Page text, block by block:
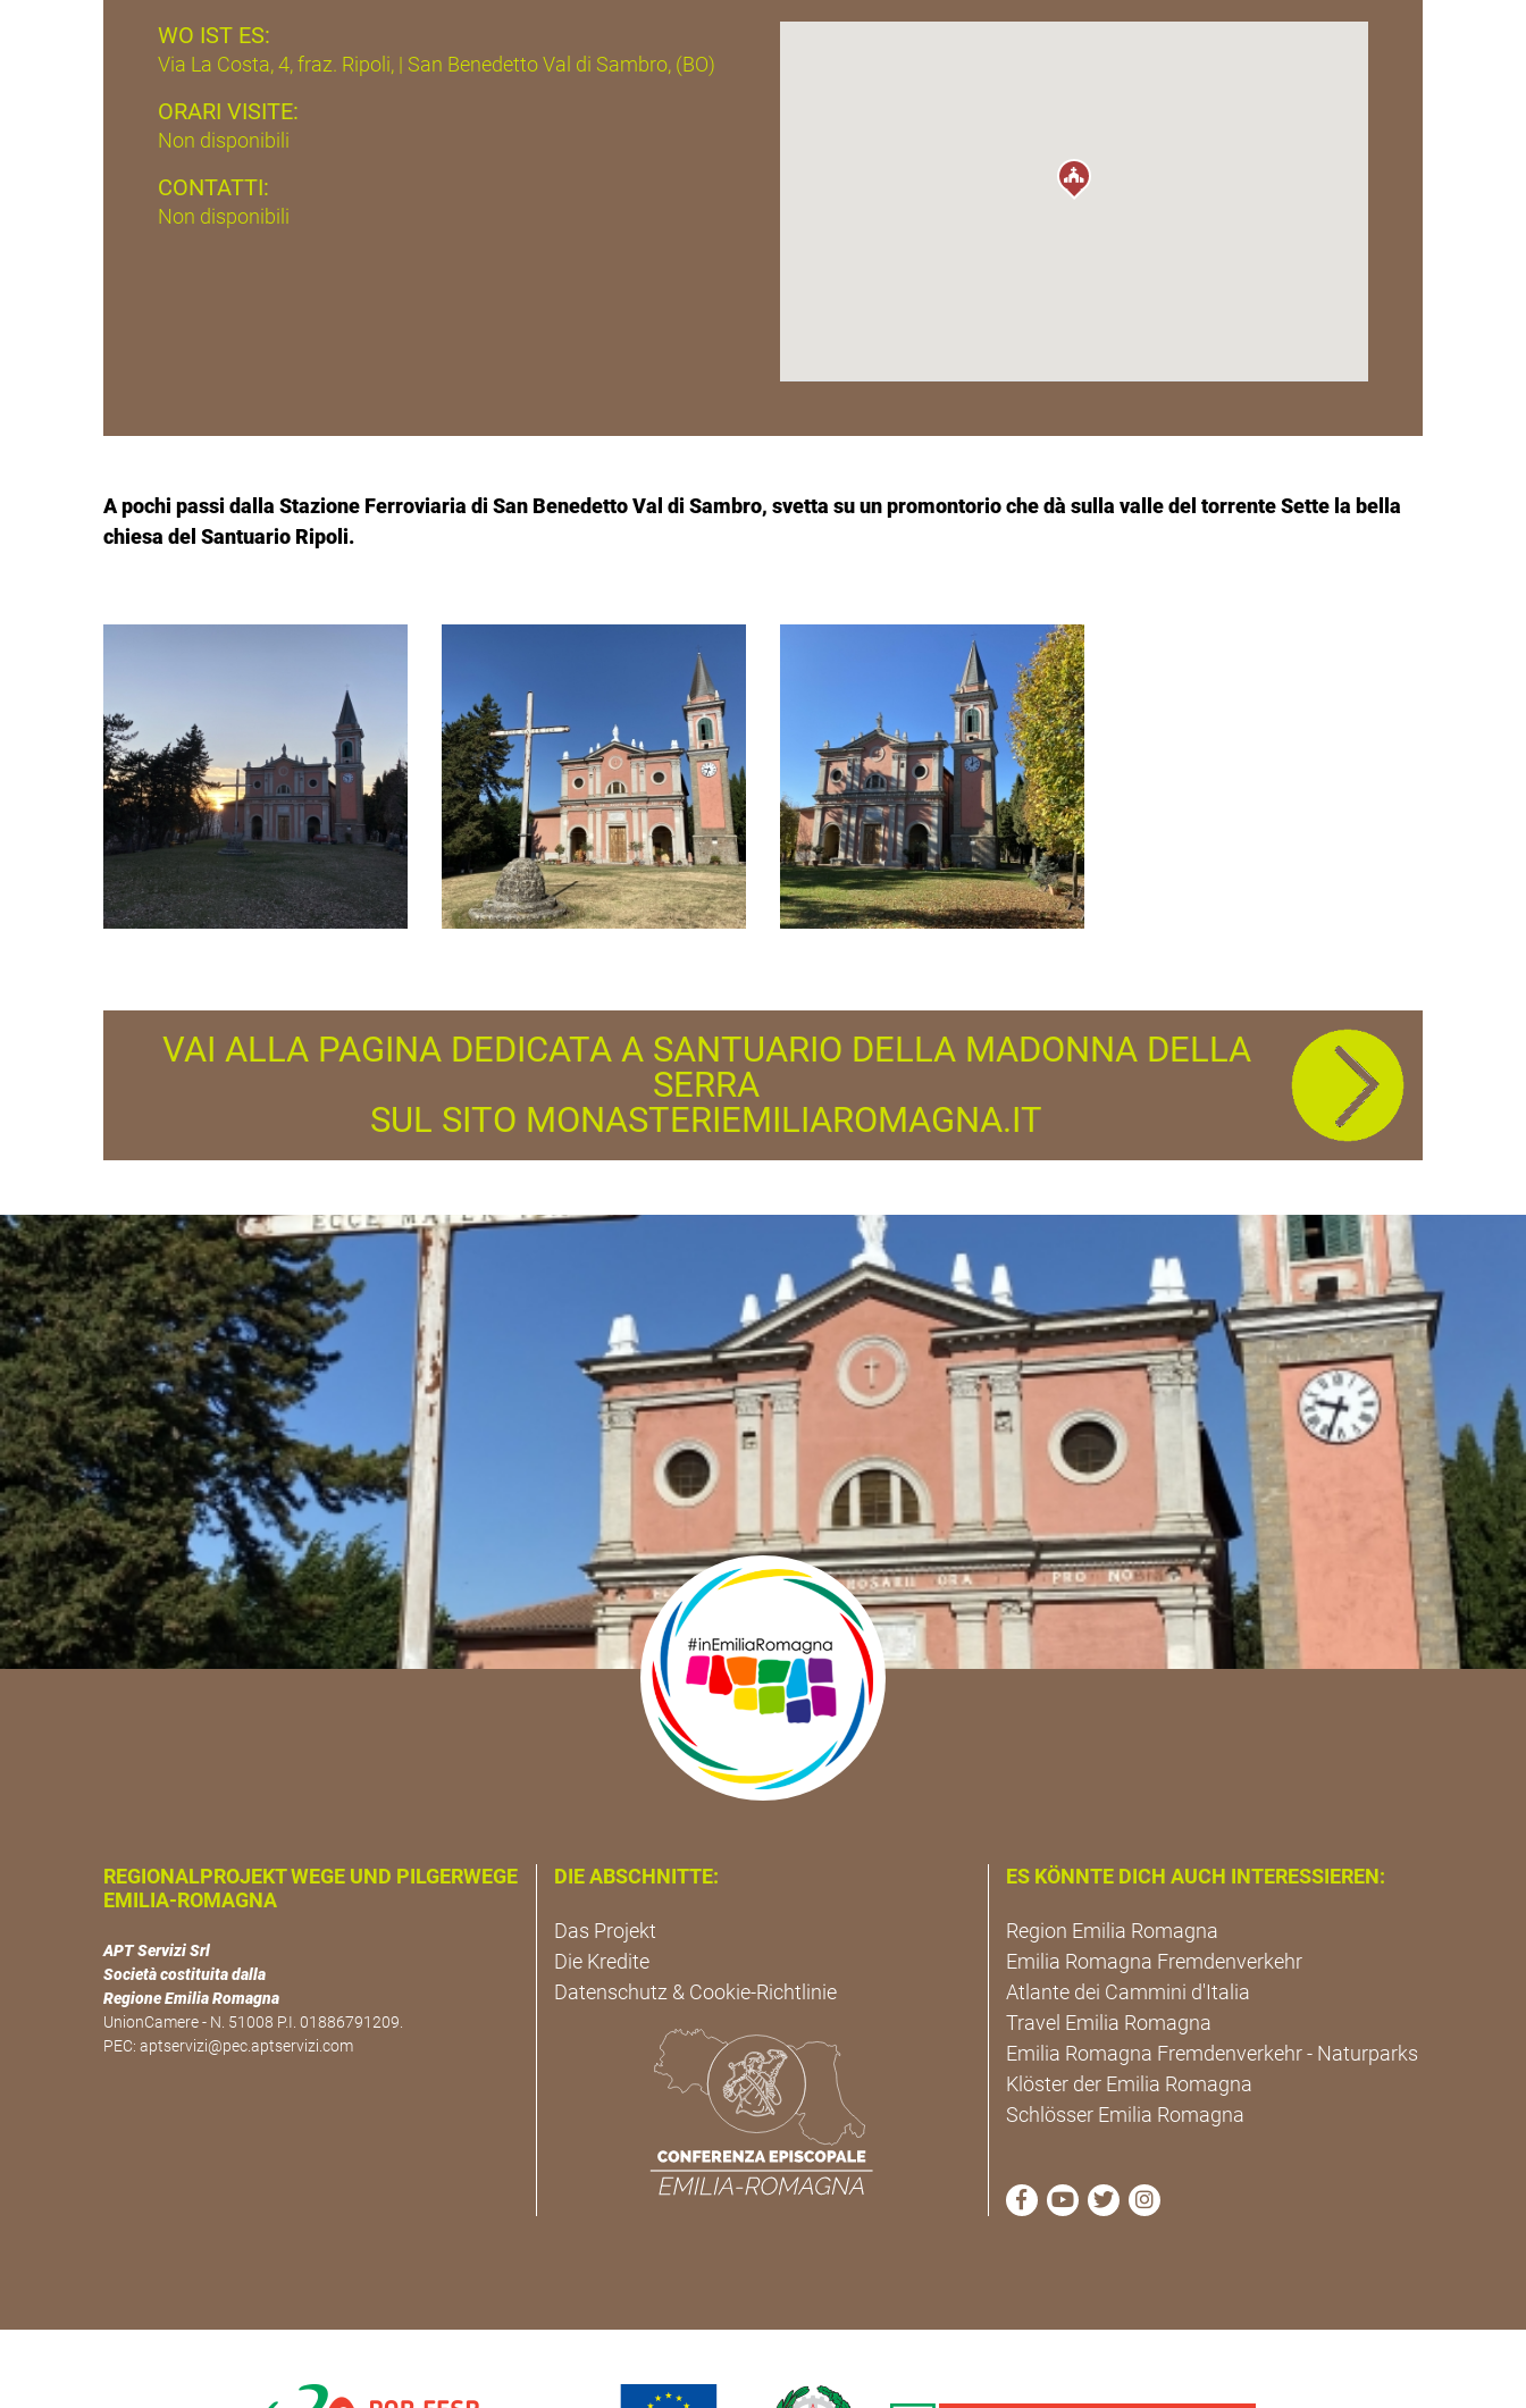
WO IST ES:
Via La Costa, 4, fraz. Ripoli, | San Benedetto Val di Sambro, (BO)
ORARI VISITE:
Non disponibili
CONTATTI:
Non disponibili
A pochi passi dalla Stazione Ferroviaria di San Benedetto Val di Sambro, svetta su un promontorio che dà sulla valle del torrente Sette la bella
chiesa del Santuario Ripoli.
VAI ALLA PAGINA DEDICATA A SANTUARIO DELLA MADONNA DELLA
SERRA
SUL SITO MONASTERIEMILIAROMAGNA.IT
REGIONALPROJEKT WEGE UND PILGERWEGE
EMILIA-ROMAGNA
APT Servizi Srl
Società costituita dalla
Regione Emilia Romagna
UnionCamere - N. 51008 P.I. 01886791209.
PEC: aptservizi@pec.aptservizi.com
DIE ABSCHNITTE:
Das Projekt
Die Kredite
Datenschutz & Cookie-Richtlinie
ES KÖNNTE DICH AUCH INTERESSIEREN:
Region Emilia Romagna
Emilia Romagna Fremdenverkehr
Atlante dei Cammini d'Italia
Travel Emilia Romagna
Emilia Romagna Fremdenverkehr - Naturparks
Klöster der Emilia Romagna
Schlösser Emilia Romagna
die Seite Facebook von Cammini Emilia-Romagna
die Seite YouTube von Cammini Emilia-Romagna
die Seite Twitter von Cammini Emilia-
die Seite Instagram von Cammini Emilia-